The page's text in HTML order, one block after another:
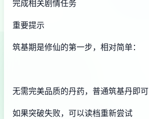
完成相关剧情任务
重要提示
筑基期是修仙的第一步，相对简单：
无需完美品质的丹药，普通筑基丹即可
如果突破失败，可以读档重新尝试